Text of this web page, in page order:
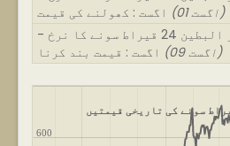
(01 اگست)
حفر البطین 24 قیراط سونے کا نرخ -
(09 اگست)
600